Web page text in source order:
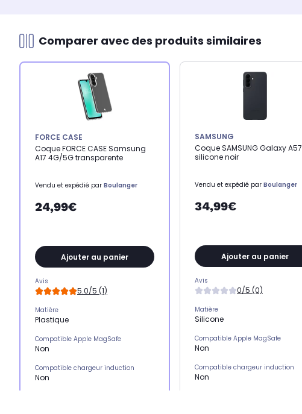
Comparer avec des produits similaires
FORCE CASE
Coque FORCE CASE Samsung
A17 4G/5G transparente
Vendu et expédié par Boulanger
24,99€
Ajouter au panier
Avis
5.0/5 (1)
Matière
Plastique
Compatible Apple MagSafe
Non
Compatible chargeur induction
Non
SAMSUNG
Coque SAMSUNG Galaxy A57
silicone noir
Vendu et expédié par Boulanger
34,99€
Ajouter au panier
Avis
0/5 (0)
Matière
Silicone
Compatible Apple MagSafe
Non
Compatible chargeur induction
Non